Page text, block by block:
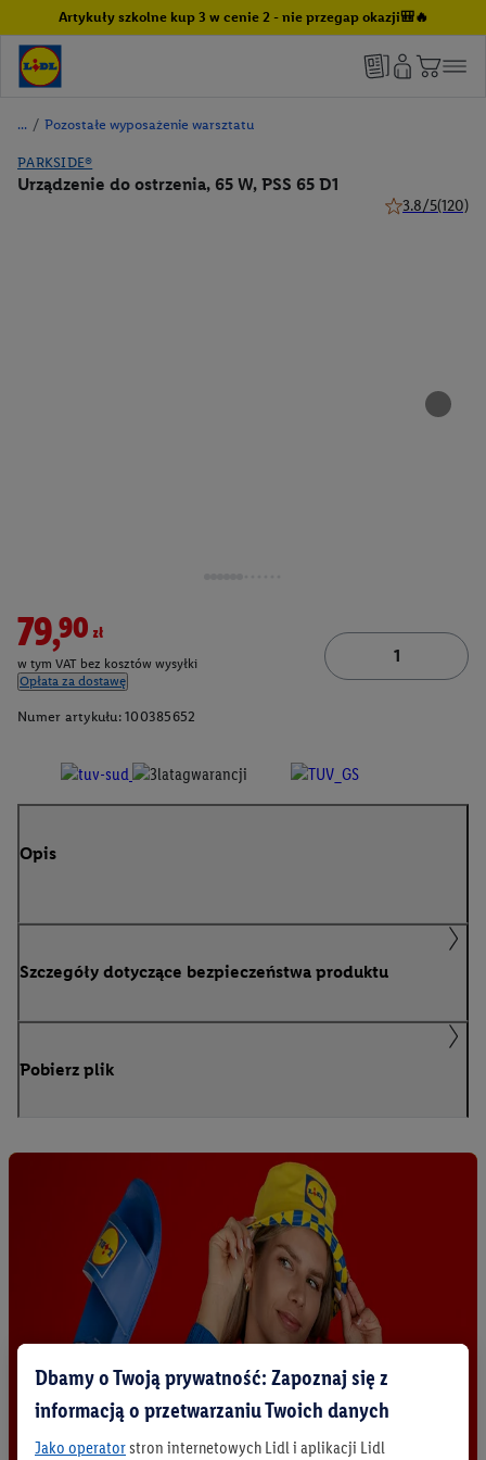
Artykuły szkolne kup 3 w cenie 2 - nie przegap okazji🎒🔥
/ Pozostałe wyposażenie warsztatu
PARKSIDE®
Urządzenie do ostrzenia, 65 W, PSS 65 D1
3.8/5(120)
79,90zł
w tym VAT bez kosztów wysyłki
Opłata za dostawę
Numer artykułu: 100385652
Opis
Szczegóły dotyczące bezpieczeństwa produktu
Pobierz plik
Dbamy o Twoją prywatność: Zapoznaj się z
informacją o przetwarzaniu Twoich danych
Jako operatorstron internetowych Lidl i aplikacji Lidl